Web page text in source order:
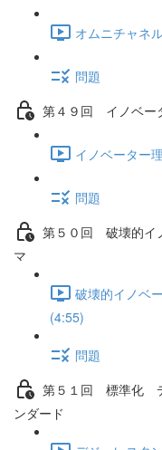
オムニチャネ
問題
第４９回 イノベー
イノベーター
問題
第５０回 破壊的イ
マ
破壊的イノベ
(4:55)
問題
第５１回 標準化
ンダード